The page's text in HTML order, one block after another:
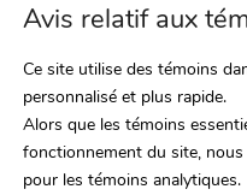
Avis relatif aux
Ce site utilise des témoins
personnalisé et plus rapide.
Alors que les témoins
fonctionnement du site,
pour les témoins analytiques.